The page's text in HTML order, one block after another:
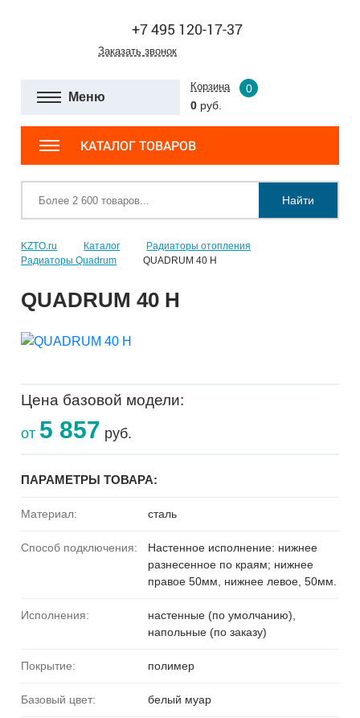
+7 495 120-17-37
Заказать звонок
Меню
Корзина
0
0 руб.
КАТАЛОГ ТОВАРОВ
Найти
KZTO.ru Каталог
Радиаторы отопления
Радиаторы Quadrum
QUADRUM 40 H
QUADRUM 40 H
Цена базовой модели:
от 5 857 руб.
ПАРАМЕТРЫ ТОВАРА:
Материал: сталь
Способ подключения:
Настенное исполнение: нижнее
разнесенное по краям; нижнее
правое 50мм, нижнее левое, 50мм.
Исполнения:
настенные (по умолчанию),
напольные (по заказу)
Покрытие: полимер
Базовый цвет: белый муар